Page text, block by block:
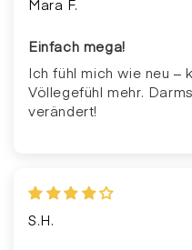
Einfach mega!
Ich fühl mich wie neu –
Völlegefühl mehr.
verändert!
S.H.